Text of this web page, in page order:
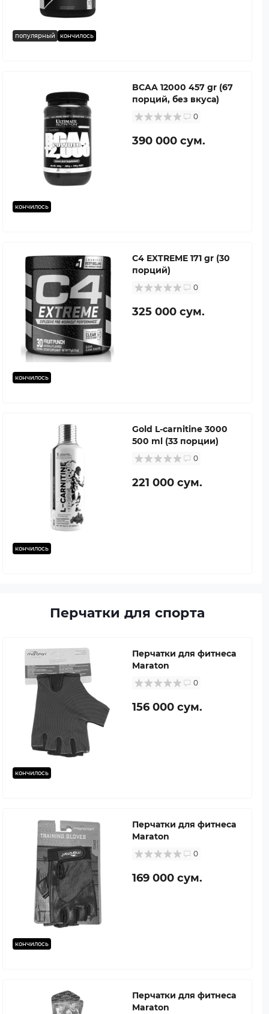
популярный кончилось
кончилось
BCAA 12000 457 gr (67
порций, без вкуса)
0
390 000 сум.
кончилось
C4 EXTREME 171 gr (30
порций)
0
325 000 сум.
кончилось
Gold L-carnitine 3000
500 ml (33 порции)
0
221 000 сум.
Перчатки для спорта
кончилось
Перчатки для фитнеса
Maraton
0
156 000 сум.
кончилось
Перчатки для фитнеса
Maraton
0
169 000 сум.
Перчатки для фитнеса
Maraton